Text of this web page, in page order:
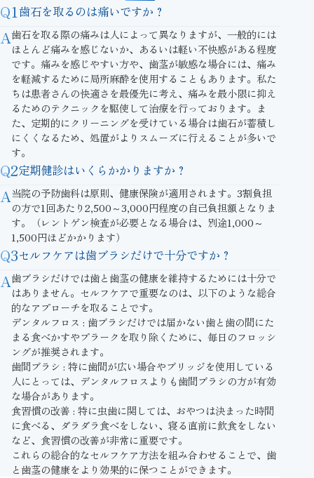
Q1歯石を取るのは痛いですか？
A歯石を取る際の痛みは人によって異なりますが、一般的には
ほとんど痛みを感じないか、あるいは軽い不快感がある程度
です。痛みを感じやすい方や、歯茎が敏感な場合には、痛み
を軽減するために局所麻酔を使用することもあります。私た
ちは患者さんの快適さを最優先に考え、痛みを最小限に抑え
るためのテクニックを駆使して治療を行っております。ま
た、定期的にクリーニングを受けている場合は歯石が蓄積し
にくくなるため、処置がよりスムーズに行えることが多いで
す。
Q2定期健診はいくらかかりますか？
A当院の予防歯科は原則、健康保険が適用されます。3割負担
の方で1回あたり2,500～3,000円程度の自己負担額となりま
す。（レントゲン検査が必要となる場合は、別途1,000～
1,500円ほどかかります）
Q3セルフケアは歯ブラシだけで十分ですか？
A歯ブラシだけでは歯と歯茎の健康を維持するためには十分で
はありません。セルフケアで重要なのは、以下のような総合
的なアプローチを取ることです。
デンタルフロス : 歯ブラシだけでは届かない歯と歯の間にた
まる食べかすやプラークを取り除くために、毎日のフロッシ
ングが推奨されます。
歯間ブラシ : 特に歯間が広い場合やブリッジを使用している
人にとっては、デンタルフロスよりも歯間ブラシの方が有効
な場合があります。
食習慣の改善 : 特に虫歯に関しては、おやつは決まった時間
に食べる、ダラダラ食べをしない、寝る直前に飲食をしない
など、食習慣の改善が非常に重要です。
これらの総合的なセルフケア方法を組み合わせることで、歯
と歯茎の健康をより効果的に保つことができます。